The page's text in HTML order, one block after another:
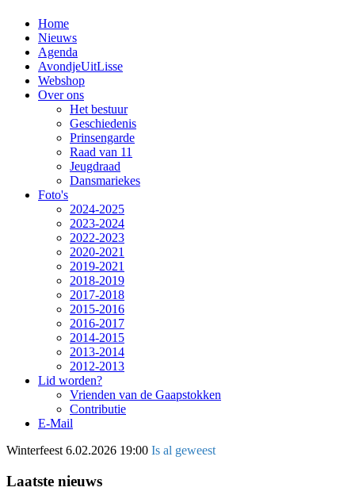
Home
Nieuws
Agenda
AvondjeUitLisse
Webshop
Over ons
Het bestuur
Geschiedenis
Prinsengarde
Raad van 11
Jeugdraad
Dansmariekes
Foto's
2024-2025
2023-2024
2022-2023
2020-2021
2019-2021
2018-2019
2017-2018
2015-2016
2016-2017
2014-2015
2013-2014
2012-2013
Lid worden?
Vrienden van de Gaapstokken
Contributie
E-Mail
Winterfeest 6.02.2026 19:00 Is al geweest
Laatste nieuws